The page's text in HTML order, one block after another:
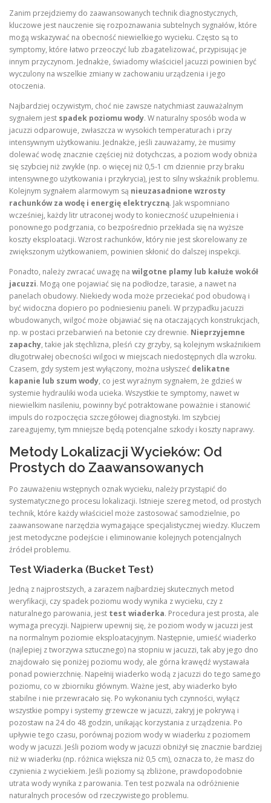
Zanim przejdziemy do zaawansowanych technik diagnostycznych,
kluczowe jest nauczenie się rozpoznawania subtelnych sygnałów, które
mogą wskazywać na obecność niewielkiego wycieku. Często są to
symptomy, które łatwo przeoczyć lub zbagatelizować, przypisując je
innym przyczynom. Jednakże, świadomy właściciel jacuzzi powinien być
wyczulony na wszelkie zmiany w zachowaniu urządzenia i jego
otoczenia.
Najbardziej oczywistym, choć nie zawsze natychmiast zauważalnym
sygnałem jest spadek poziomu wody. W naturalny sposób woda w
jacuzzi odparowuje, zwłaszcza w wysokich temperaturach i przy
intensywnym użytkowaniu. Jednakże, jeśli zauważamy, że musimy
dolewać wodę znacznie częściej niż dotychczas, a poziom wody obniża
się szybciej niż zwykle (np. o więcej niż 0,5-1 cm dziennie przy braku
intensywnego użytkowania i przykrycia), jest to silny wskaźnik problemu.
Kolejnym sygnałem alarmowym są nieuzasadnione wzrosty
rachunków za wodę i energię elektryczną. Jak wspomniano
wcześniej, każdy litr utraconej wody to konieczność uzupełnienia i
ponownego podgrzania, co bezpośrednio przekłada się na wyższe
koszty eksploatacji. Wzrost rachunków, który nie jest skorelowany ze
zwiększonym użytkowaniem, powinien skłonić do dalszej inspekcji.
Ponadto, należy zwracać uwagę na wilgotne plamy lub kałuże wokół
jacuzzi. Mogą one pojawiać się na podłodze, tarasie, a nawet na
panelach obudowy. Niekiedy woda może przeciekać pod obudową i
być widoczna dopiero po podniesieniu paneli. W przypadku jacuzzi
wbudowanych, wilgoć może objawiać się na otaczających konstrukcjach,
np. w postaci przebarwień na betonie czy drewnie. Nieprzyjemne
zapachy, takie jak stęchlizna, pleśń czy grzyby, są kolejnym wskaźnikiem
długotrwałej obecności wilgoci w miejscach niedostępnych dla wzroku.
Czasem, gdy system jest wyłączony, można usłyszeć delikatne
kapanie lub szum wody, co jest wyraźnym sygnałem, że gdzieś w
systemie hydrauliki woda ucieka. Wszystkie te symptomy, nawet w
niewielkim nasileniu, powinny być potraktowane poważnie i stanowić
impuls do rozpoczęcia szczegółowej diagnostyki. Im szybciej
zareagujemy, tym mniejsze będą potencjalne szkody i koszty naprawy.
Metody Lokalizacji Wycieków: Od
Prostych do Zaawansowanych
Po zauważeniu wstępnych oznak wycieku, należy przystąpić do
systematycznego procesu lokalizacji. Istnieje szereg metod, od prostych
technik, które każdy właściciel może zastosować samodzielnie, po
zaawansowane narzędzia wymagające specjalistycznej wiedzy. Kluczem
jest metodyczne podejście i eliminowanie kolejnych potencjalnych
źródeł problemu.
Test Wiaderka (Bucket Test)
Jedną z najprostszych, a zarazem najbardziej skutecznych metod
weryfikacji, czy spadek poziomu wody wynika z wycieku, czy z
naturalnego parowania, jest test wiaderka. Procedura jest prosta, ale
wymaga precyzji. Najpierw upewnij się, że poziom wody w jacuzzi jest
na normalnym poziomie eksploatacyjnym. Następnie, umieść wiaderko
(najlepiej z tworzywa sztucznego) na stopniu w jacuzzi, tak aby jego dno
znajdowało się poniżej poziomu wody, ale górna krawędź wystawała
ponad powierzchnię. Napełnij wiaderko wodą z jacuzzi do tego samego
poziomu, co w zbiorniku głównym. Ważne jest, aby wiaderko było
stabilne i nie przewracało się. Po wykonaniu tych czynności, wyłącz
wszystkie pompy i systemy grzewcze w jacuzzi, zakryj je pokrywą i
pozostaw na 24 do 48 godzin, unikając korzystania z urządzenia. Po
upływie tego czasu, porównaj poziom wody w wiaderku z poziomem
wody w jacuzzi. Jeśli poziom wody w jacuzzi obniżył się znacznie bardziej
niż w wiaderku (np. różnica większa niż 0,5 cm), oznacza to, że masz do
czynienia z wyciekiem. Jeśli poziomy są zbliżone, prawdopodobnie
utrata wody wynika z parowania. Ten test pozwala na odróżnienie
naturalnych procesów od rzeczywistego problemu.